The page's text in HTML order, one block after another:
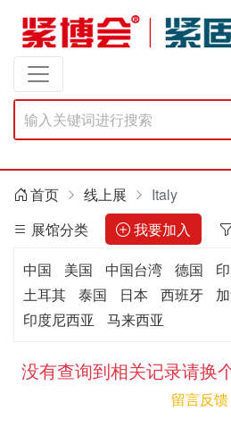
首页 线上展
Italy
展馆分类
我要加入
中国
美国 中国台湾 德国
土耳其
泰国 日本 西班牙
印度尼西亚
马来西亚
没有查询到相关记录请换
留言反馈